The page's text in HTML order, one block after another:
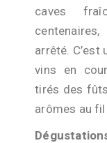
caves
arrêté.
vins en
tirés des
arômes au fil